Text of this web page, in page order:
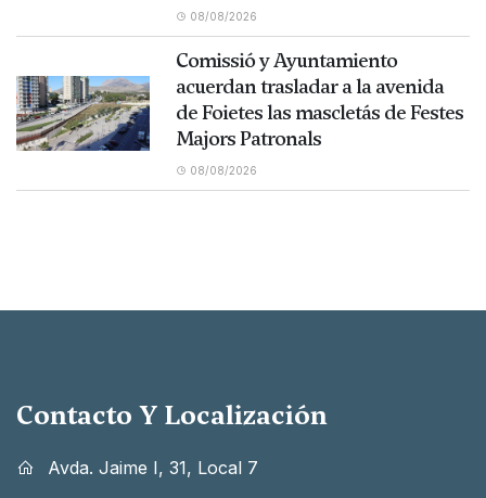
08/08/2026
Comissió y Ayuntamiento
acuerdan trasladar a la avenida
de Foietes las mascletás de Festes
Majors Patronals
08/08/2026
Contacto Y Localización
Avda. Jaime I, 31, Local 7